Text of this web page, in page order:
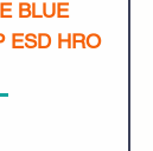
BLUE
ESD HRO